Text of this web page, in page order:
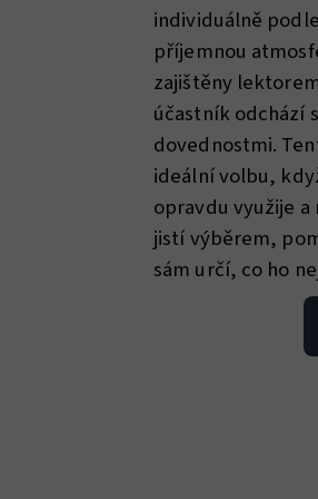
individuálně
příjemnou
zajištěny
účastník odchází
dovednostmi.
ideální volbu,
opravdu využije
jistí výběrem,
sám určí, co ho